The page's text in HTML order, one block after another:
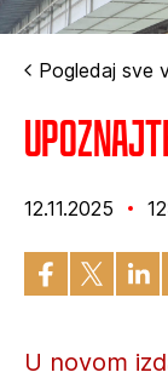
Pogledaj sve
12.11.2025
U novom